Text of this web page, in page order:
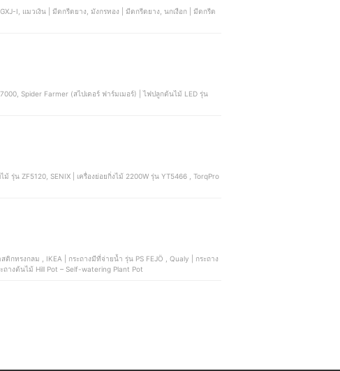
Spider Farmer (สไปเดอร์ ฟาร์มเมอร์) | ไฟปลูกต้นไม้ LED รุ่น
ติกทรงกลม , IKEA | กระถางมีที่จ่ายน้ำ รุ่น PS FEJÖ , Qualy | กระถาง
างต้นไม้ Hill Pot – Self-watering Plant Pot